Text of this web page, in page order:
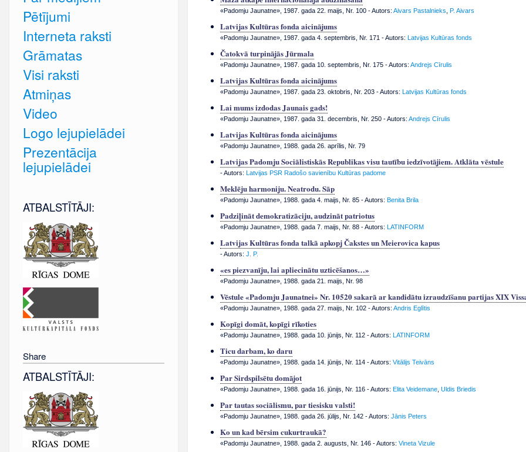
«Padomju Jaunatne», 1987. gada 22. maijs, Nr. 100- Autors: Aivars Pastalnieks P. Aivars
Latvijas Kultūras fonda aicinājums
«Padomju Jaunatne», 1987. gada 4. septembris, Nr. 171 - Autors: Latvijas Kultūras fonds
Čatokvā turpinājās Jūrmala
«Padomju Jaunatne», 1987. gada 10. septembris, Nr. 175- Autors: Andrejs Cīrulis
Latvijas Kultūras fonda aicinājums
«Padomju Jaunatne», 1987. gada 23. oktobris, Nr. 203- Autors: Latvijas Kultūras fonds
Lai mums izdodas Jaunais gads!
«Padomju Jaunatne», 1987. gada 31. decembris, Nr. 250- Autors: Andrejs Cīrulis
Latvijas Kultūras fonda aicinājums
«Padomju Jaunatne», 1988. gada 26. aprīlis, Nr. 79
Latvijas Padomju Sociālistiskās Republikas visu tautību iedzīvotājiem. Atklāta vēstule
- Autors: Latvijas PSR Radošo savienību Kultūras padome
Meklēju harmoniju. Neatrodu. Sāp
«Padomju Jaunatne», 1988. gada 4. maijs, Nr. 85- Autors: Benita Brila
Padziļināt demokratizāciju, audzināt patriotus
«Padomju Jaunatne», 1988. gada 7. maijs, Nr. 88- Autors: LATINFORM
Latvijas Kultūras fonda talkā apkopj Čakstes un Meierovica kapus
- Autors: J. P.
«es piezvanīju, lai apliecinātu uzticēšanos…»
«Padomju Jaunatne», 1988. gada 21. maijs, Nr. 98
Vēstule «Padomju Jaunatnei» Nr. 10520 sakarā ar kandidātu izraudzīšanu partijas XIX
«Padomju Jaunatne», 1988. gada 27. maijs, Nr. 102- Autors: Andris Eglītis
Kopīgi domāt, kopīgi rīkoties
«Padomju Jaunatne», 1988. gada 10. jūnijs, Nr. 112- Autors: LATINFORM
Ticu darbam, ko daru
«Padomju Jaunatne», 1988. gada 14. jūnijs, Nr. 114- Autors: Vitālijs Teivāns
Par Sirdspilsētu domājot
«Padomju Jaunatne», 1988. gada 16. jūnijs, Nr. 116- Autors: Elita Veidemane, Uldis Briedis
Par tautas sociālismu, par tiesisku valsti!
«Padomju Jaunatne», 1988. gada 26. jūlijs, Nr. 142- Autors: Jānis Peters
Ko un kad bērsim cukurtraukā?
«Padomju Jaunatne», 1988. gada 2. augusts, Nr. 146- Autors: Vineta Vizule
Pētījumi
Interneta raksti
Grāmatas
Visi raksti
Atmiņas
Video
Logo lejupielādei
Prezentācija
lejupielādei
ATBALSTĪTĀJI:
Share
ATBALSTĪTĀJI: